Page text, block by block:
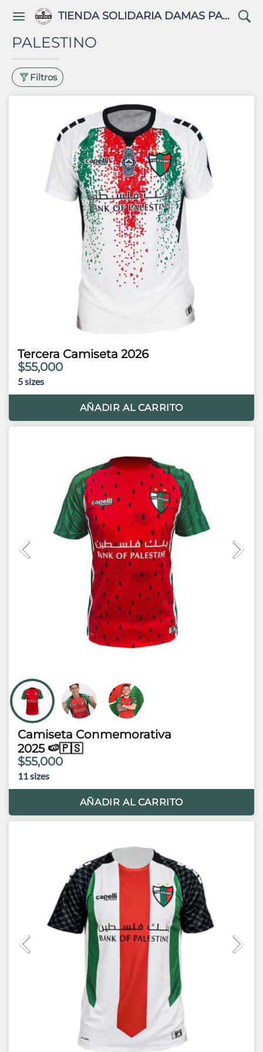
TIENDA SOLIDARIA DAMAS PALESTINAS
PALESTINO
Filtros
Tercera Camiseta 2026
$55,000
5sizes
AÑADIR AL CARRITO
Camiseta Conmemorativa
2025 🍉🇵🇸
$55,000
11 sizes
AÑADIR AL CARRITO